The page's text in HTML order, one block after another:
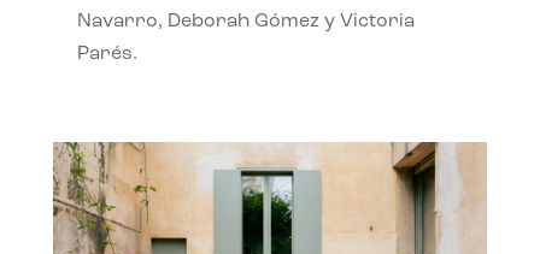
Navarro, Deborah Gómez y Victoria
Parés.